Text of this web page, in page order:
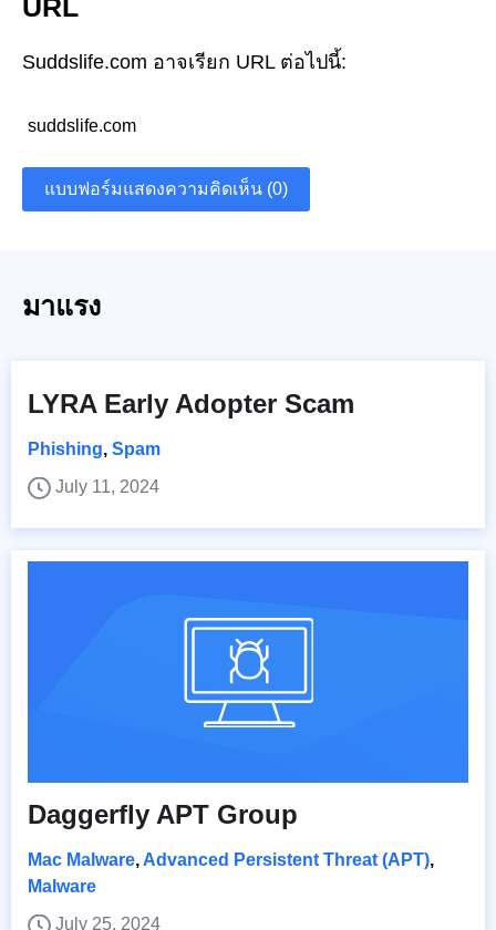
URL
Suddslife.com อาจเรียก URL ต่อไปนี้:
suddslife.com
แบบฟอร์มแสดงความคิดเห็น (0)
มาแรง
LYRA Early Adopter Scam
Phishing, Spam
July 11, 2024
Daggerfly APT Group
Mac Malware, Advanced Persistent Threat (APT),
Malware
July 25, 2024